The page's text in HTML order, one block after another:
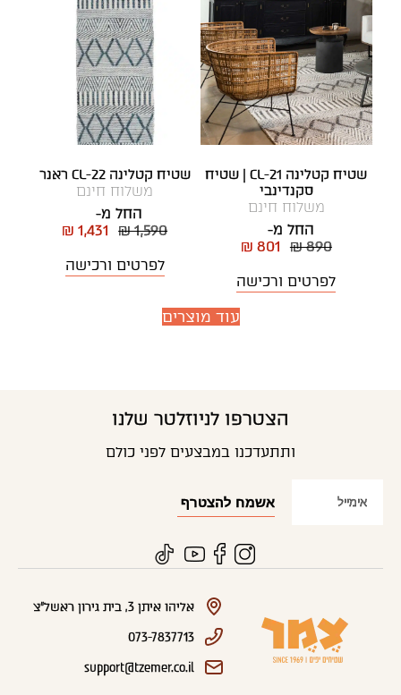
שטיח קטלינה CL-21 | שטיח
סקנדינבי
משלוח חינם
החל מ-
₪ 890
₪ 801
לפרטים ורכישה
שטיח קטלינה CL-22 ראנר
משלוח חינם
החל מ-
₪ 1,590
₪ 1,431
לפרטים ורכישה
עוד מוצרים
הצטרפו לניוזלטר שלנו
ותתעדכנו במבצעים לפני כולם
אליהו איתן 3, בית גירון ראשל"צ
073-7837713
support@tzemer.co.il